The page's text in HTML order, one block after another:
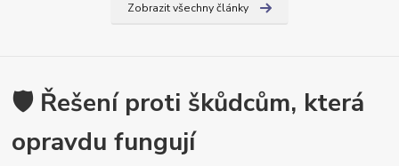
Zobrazit všechny články
🛡️ Řešení proti škůdcům, která
opravdu fungují